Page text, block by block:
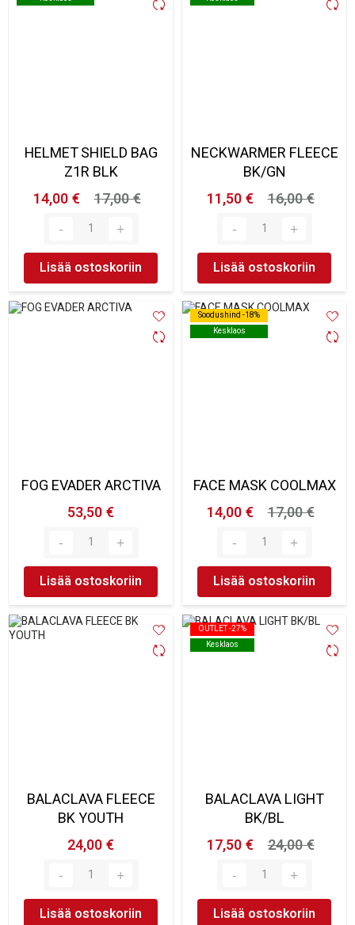
HELMET SHIELD BAG
Z1R BLK
14,00 €
17,00 €
Lisää ostoskoriin
NECKWARMER FLEECE
BK/GN
11,50 €
16,00 €
Lisää ostoskoriin
FOG EVADER ARCTIVA
53,50 €
Lisää ostoskoriin
Soodushind -18%
Kesklaos
Soodushind -18%
Kesklaos
FACE MASK COOLMAX
14,00 €
17,00 €
Lisää ostoskoriin
BALACLAVA FLEECE
BK YOUTH
24,00 €
Lisää ostoskoriin
OUTLET -27%
Kesklaos
OUTLET -27%
Kesklaos
BALACLAVA LIGHT
BK/BL
17,50 €
24,00 €
Lisää ostoskoriin